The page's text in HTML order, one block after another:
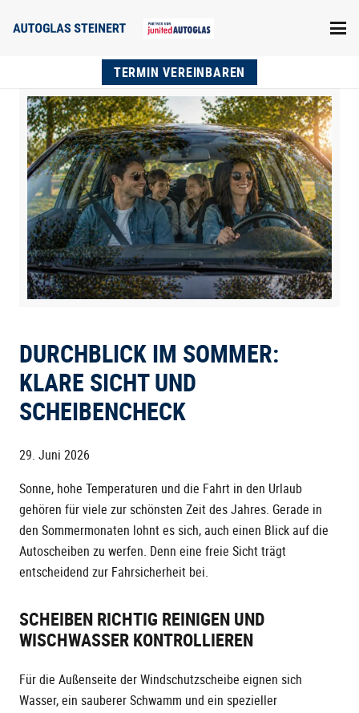
TERMIN VEREINBAREN
DURCHBLICK IM SOMMER:
KLARE SICHT UND
SCHEIBENCHECK
29. Juni 2026
Sonne, hohe Temperaturen und die Fahrt in den Urlaub
gehören für viele zur schönsten Zeit des Jahres. Gerade in
den Sommermonaten lohnt es sich, auch einen Blick auf die
Autoscheiben zu werfen. Denn eine freie Sicht trägt
entscheidend zur Fahrsicherheit bei.
SCHEIBEN RICHTIG REINIGEN UND
WISCHWASSER KONTROLLIEREN
Für die Außenseite der Windschutzscheibe eignen sich
Wasser, ein sauberer Schwamm und ein spezieller